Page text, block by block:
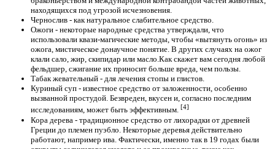
находящихся под угрозой исчезновения.
Чернослив - как натуральное слабительное средство.
Ожоги - некоторые народные средства утверждали, что
использовали квази-магические методы, чтобы «вытянуть огонь» из
ожога, мистическое донаучное понятие. В других случаях на ожог
клали сало, жир, скипидар или масло.Как скажет вам сегодня любой
фельдшер, сжигание их приносит больше вреда, чем пользы.
Табак жевательный - для лечения стопы и глистов.
Куриный суп - известное средство от заложенности, особенно
вызванной простудой. Безвреден, вкусен и, согласно последним
исследованиям, может быть эффективным. [4]
Кора дерева - традиционное средство от лихорадки от древней
Греции до племен пуэбло. Некоторые деревья действительно
работают, например ива. Фактически, именно так в 19 годах были